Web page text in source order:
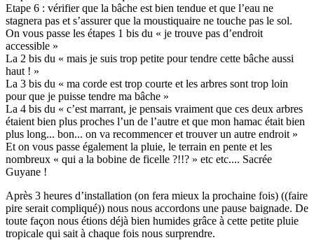
Etape 6 : vérifier que la bâche est bien tendue et que l’eau ne
stagnera pas et s’assurer que la moustiquaire ne touche pas le sol.
On vous passe les étapes 1 bis du « je trouve pas d’endroit
accessible »
La 2 bis du « mais je suis trop petite pour tendre cette bâche aussi
haut ! »
La 3 bis du « ma corde est trop courte et les arbres sont trop loin
pour que je puisse tendre ma bâche »
La 4 bis du « c’est marrant, je pensais vraiment que ces deux arbres
étaient bien plus proches l’un de l’autre et que mon hamac était bien
plus long... bon... on va recommencer et trouver un autre endroit »
Et on vous passe également la pluie, le terrain en pente et les
nombreux « qui a la bobine de ficelle ?!!? » etc etc.... Sacrée
Guyane !
Après 3 heures d’installation (on fera mieux la prochaine fois) ((faire
pire serait compliqué)) nous nous accordons une pause baignade. De
toute façon nous étions déjà bien humides grâce à cette petite pluie
tropicale qui sait à chaque fois nous surprendre.